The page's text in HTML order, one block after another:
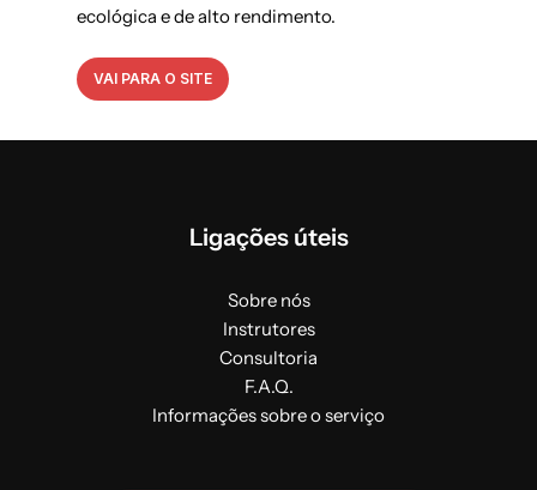
ecológica e de alto rendimento.
VAI PARA O SITE
Ligações úteis
Sobre nós
Instrutores
Consultoria
F.A.Q.
Informações sobre o serviço